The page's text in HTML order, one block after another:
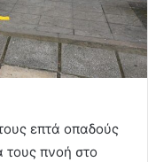
επτά οπαδούς
τους πνοή στο